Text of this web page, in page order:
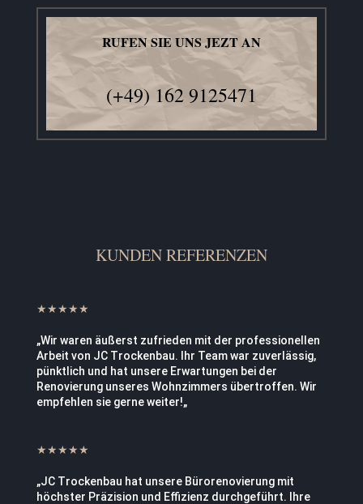
RUFEN SIE UNS JEZT AN
(+49) 162 9125471
KUNDEN REFERENZEN
★★★★★
„Wir waren äußerst zufrieden mit der professionellen
Arbeit von JC Trockenbau. Ihr Team war zuverlässig,
pünktlich und hat unsere Erwartungen bei der
Renovierung unseres Wohnzimmers übertroffen. Wir
empfehlen sie gerne weiter!„
★★★★★
„JC Trockenbau hat unsere Bürorenovierung mit
höchster Präzision und Effizienz durchgeführt. Ihre